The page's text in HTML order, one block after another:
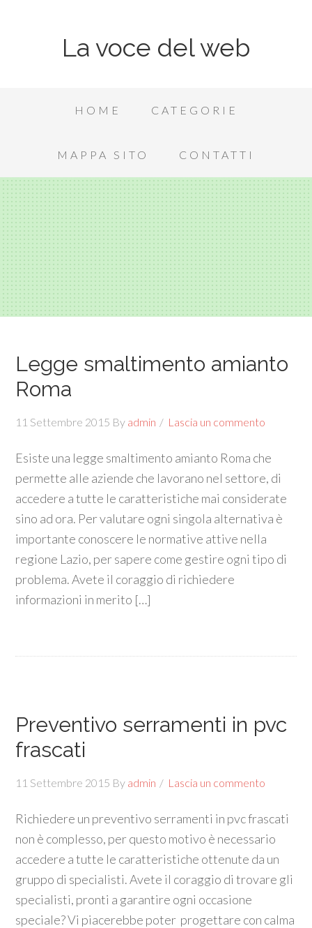
La voce del web
HOME CATEGORIE
MAPPA SITO CONTATTI
Legge smaltimento amianto
Roma
11 Settembre 2015 By admin Lascia un commento
Esiste una legge smaltimento amianto Roma che
permette alle aziende che lavorano nel settore, di
accedere a tutte le caratteristiche mai considerate
sino ad ora. Per valutare ogni singola alternativa è
importante conoscere le normative attive nella
regione Lazio, per sapere come gestire ogni tipo di
problema. Avete il coraggio di richiedere
informazioni in merito […]
Preventivo serramenti in pvc
frascati
11 Settembre 2015 By admin Lascia un commento
Richiedere un preventivo serramenti in pvc frascati
non è complesso, per questo motivo è necessario
accedere a tutte le caratteristiche ottenute da un
gruppo di specialisti. Avete il coraggio di trovare gli
specialisti, pronti a garantire ogni occasione
speciale? Vi piacerebbe poter progettare con calma